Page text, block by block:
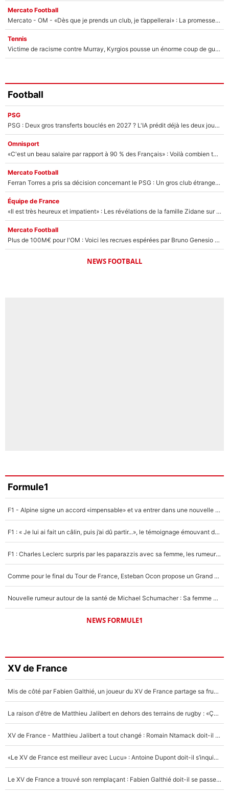
Mercato Football
Mercato - OM - «Dès que je prends un club, je t’appellerai» : La promesse de Marcelino au moment de claquer la porte
Tennis
Victime de racisme contre Murray, Kyrgios pousse un énorme coup de gueule !
Football
PSG
PSG : Deux gros transferts bouclés en 2027 ? L'IA prédit déjà les deux joueurs qui pourraient rejoindre Luis Enrique !
Omnisport
«C'est un beau salaire par rapport à 90 % des Français» : Voilà combien touchait Nelson Monfort sur France Télévisions avant de rejoindre CNews
Mercato Football
Ferran Torres a pris sa décision concernant le PSG : Un gros club étranger prêt à relancer le feuilleton pour la signature du champion du monde 2026 !
Équipe de France
«Il est très heureux et impatient» : Les révélations de la famille Zidane sur sa prise de pouvoir en équipe de France !
Mercato Football
Plus de 100M€ pour l'OM : Voici les recrues espérées par Bruno Genesio et Grégory Lorenzi après l’opération dégraissage
NEWS FOOTBALL
Formule1
F1 - Alpine signe un accord «impensable» et va entrer dans une nouvelle dimension : Grande nouvelle pour Pierre Gasly !
F1 : « Je lui ai fait un câlin, puis j’ai dû partir...», le témoignage émouvant de Max Verstappen sur sa fille
F1 : Charles Leclerc surpris par les paparazzis avec sa femme, les rumeurs étaient vraies !
Comme pour le final du Tour de France, Esteban Ocon propose un Grand Prix de Formule 1 à Paris : «Autour de l’Arc de Triomphe, ce serait génial» !
Nouvelle rumeur autour de la santé de Michael Schumacher : Sa femme Corinna sort du silence
NEWS FORMULE1
XV de France
Mis de côté par Fabien Galthié, un joueur du XV de France partage sa frustration : «ils ne me l’ont pas dit tout de suite»
La raison d'être de Matthieu Jalibert en dehors des terrains de rugby : «Ça m'atteint autant que si tu touches à un membre de ma famille»
XV de France - Matthieu Jalibert a tout changé : Romain Ntamack doit-il s’inquiéter pour sa place à un an de la Coupe du monde ?
«Le XV de France est meilleur avec Lucu» : Antoine Dupont doit-il s’inquiéter pour sa place ?
Le XV de France a trouvé son remplaçant : Fabien Galthié doit-il se passer d'Antoine Dupont ?